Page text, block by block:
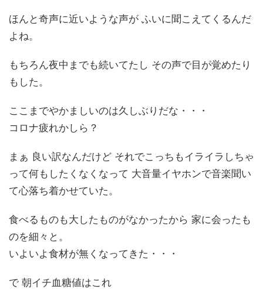
ほんと奇声に近いような声が ふいに聞こえてくるんだ
よね。
もちろん夜中までも続いてたし その声で目が覚めたり
もした。
ここまでやかましいのは久しぶりだな・・・
コロナ疲れかしら？
まぁ 良い訳なんだけど それでこっちもイライラしちゃ
って何もしたくなくなって 大音量イヤホンで音楽聞い
て心落ち着かせていた。
食べるものも大したものがなかったから 家に会ったも
のを細々と。
いよいよ食材が無くなってきた・・・
で 朝イチ血糖値はこれ